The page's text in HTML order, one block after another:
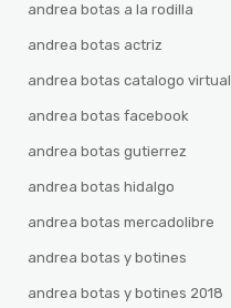
andrea botas a la rodilla
andrea botas actriz
andrea botas catalogo virtual
andrea botas facebook
andrea botas gutierrez
andrea botas hidalgo
andrea botas mercadolibre
andrea botas y botines
andrea botas y botines 2018